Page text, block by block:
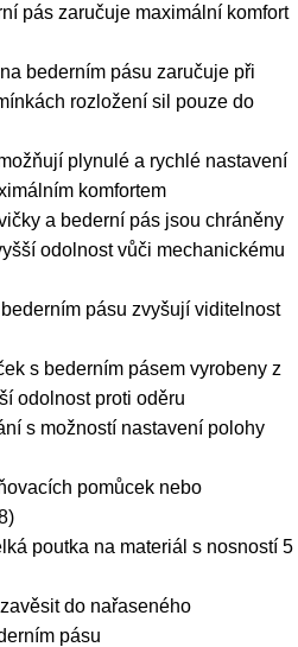
pás zaručuje maximální komfort
bederním pásu zaručuje při
rozložení sil pouze do
plynulé a rychlé nastavení
komfortem
a bederní pás jsou chráněny
odolnost vůči mechanickému
pásu zvyšují viditelnost
s bederním pásem vyrobeny z
odolnost proti oděru
s možností nastavení polohy
pomůcek nebo
poutka na materiál s nosností 5
do nařaseného
pásu